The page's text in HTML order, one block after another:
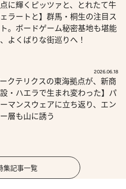
点に輝くピッツァと、とれたて牛
ラートと】群馬・桐生の注目ス
。ボードゲーム秘密基地も堪能
よくばりな街巡りへ！
2026.06.18
ークテリクスの東海拠点が、新商
・ハエラで生まれ変わった】パ
マンスウェアに立ち返り、エン
層も山に誘う
集記事一覧